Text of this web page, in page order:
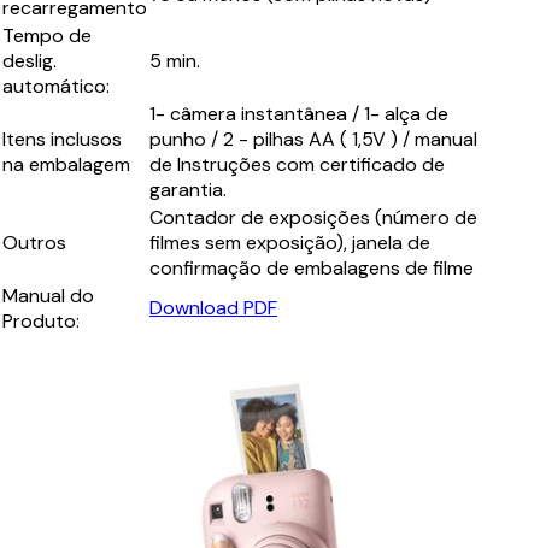
recarregamento
Tempo de
deslig.
automático:
5 min.
Itens inclusos
na embalagem
1- câmera instantânea / 1- alça de
punho / 2 - pilhas AA ( 1,5V ) / manual
de Instruções com certificado de
garantia.
Outros
Contador de exposições (número de
filmes sem exposição), janela de
confirmação de embalagens de filme
Manual do
Produto:
Download PDF